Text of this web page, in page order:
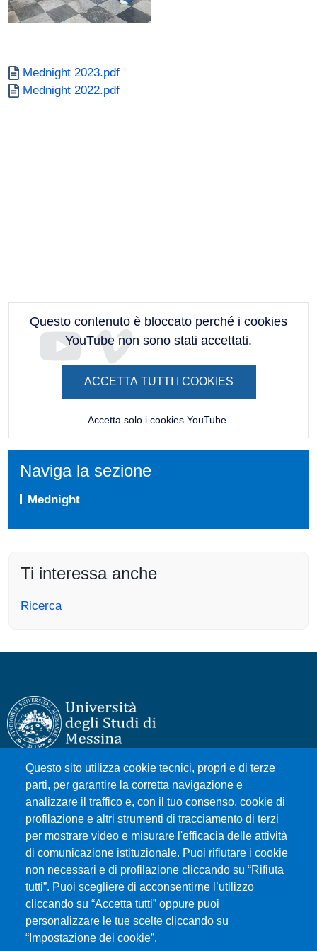
Documento
Mednight 2023.pdf
Documento
Mednight 2022.pdf
Questo contenuto è bloccato perché i cookies
YouTube non sono stati accettati.
ACCETTA TUTTI I COOKIES
Accetta solo i cookies YouTube.
Naviga la sezione
Mednight
Ti interessa anche
Ricerca
Questo sito utilizza cookie tecnici, propri e di terze
parti, per garantire la corretta navigazione e
analizzare il traffico e, con il tuo consenso, cookie di
profilazione e altri strumenti di tracciamento di terzi
per mostrare video e misurare l'efficacia delle attività
di comunicazione istituzionale. Puoi rifiutare i cookie
non necessari e di profilazione cliccando su “Rifiuta
tutti”. Puoi scegliere di acconsentirne l’utilizzo
cliccando su “Accetta tutti” oppure puoi
personalizzare le tue scelte cliccando su
“Impostazione dei cookie”.
Università degli Studi di Messina
Piazza Pugliatti, 1 - 98122 Messina
Cod. Fiscale 80004070837
P.IVA 00724160833
Centralino: 090 676 1
MENÙ SOCIAL
MENÙ FOOTER 1
Accessibilità